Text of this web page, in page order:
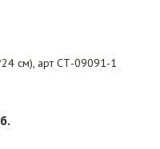
см), арт СТ-09091-1